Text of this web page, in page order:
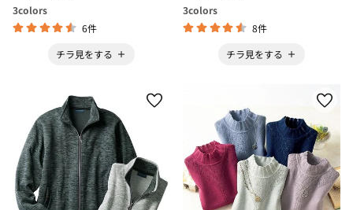
3colors
6件
チラ見をする
3colors
8件
チラ見をする